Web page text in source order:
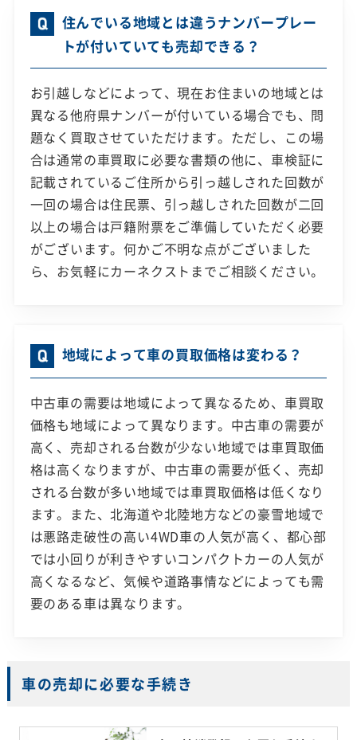
住んでいる地域とは違うナンバープレー
トが付いていても売却できる？
お引越しなどによって、現在お住まいの地域とは
異なる他府県ナンバーが付いている場合でも、問
題なく買取させていただけます。ただし、この場
合は通常の車買取に必要な書類の他に、車検証に
記載されているご住所から引っ越しされた回数が
一回の場合は住民票、引っ越しされた回数が二回
以上の場合は戸籍附票をご準備していただく必要
がございます。何かご不明な点がございました
ら、お気軽にカーネクストまでご相談ください。
地域によって車の買取価格は変わる？
中古車の需要は地域によって異なるため、車買取
価格も地域によって異なります。中古車の需要が
高く、売却される台数が少ない地域では車買取価
格は高くなりますが、中古車の需要が低く、売却
される台数が多い地域では車買取価格は低くなり
ます。また、北海道や北陸地方などの豪雪地域で
は悪路走破性の高い4WD車の人気が高く、都心部
では小回りが利きやすいコンパクトカーの人気が
高くなるなど、気候や道路事情などによっても需
要のある車は異なります。
車の売却に必要な手続き